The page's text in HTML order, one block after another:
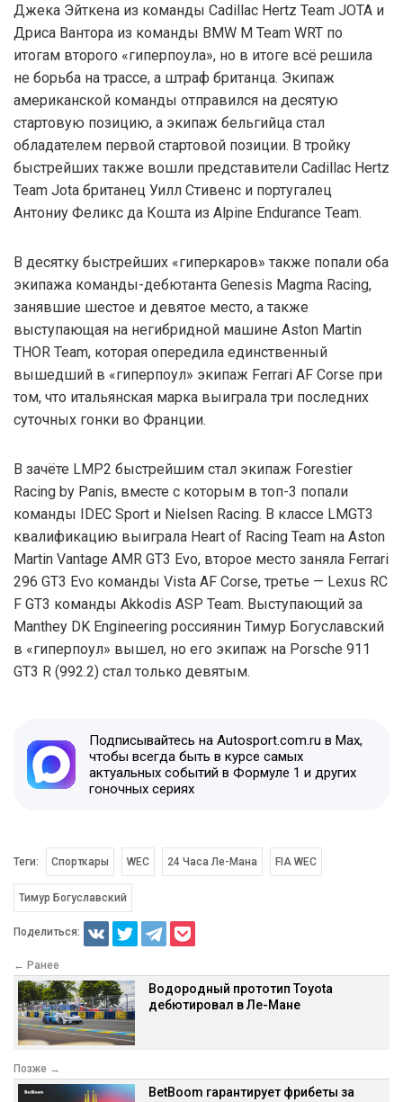
Джека Эйткена из команды Cadillac Hertz Team JOTA и
Дриса Вантора из команды BMW M Team WRT по
итогам второго «гиперпоула», но в итоге всё решила
не борьба на трассе, а штраф британца. Экипаж
американской команды отправился на десятую
стартовую позицию, а экипаж бельгийца стал
обладателем первой стартовой позиции. В тройку
быстрейших также вошли представители Cadillac Hertz
Team Jota британец Уилл Стивенс и португалец
Антониу Феликс да Кошта из Alpine Endurance Team.
В десятку быстрейших «гиперкаров» также попали оба
экипажа команды-дебютанта Genesis Magma Racing,
занявшие шестое и девятое место, а также
выступающая на негибридной машине Aston Martin
THOR Team, которая опередила единственный
вышедший в «гиперпоул» экипаж Ferrari AF Corse при
том, что итальянская марка выиграла три последних
суточных гонки во Франции.
В зачёте LMP2 быстрейшим стал экипаж Forestier
Racing by Panis, вместе с которым в топ-3 попали
команды IDEC Sport и Nielsen Racing. В классе LMGT3
квалификацию выиграла Heart of Racing Team на Aston
Martin Vantage AMR GT3 Evo, второе место заняла Ferrari
296 GT3 Evo команды Vista AF Corse, третье — Lexus RC
F GT3 команды Akkodis ASP Team. Выступающий за
Manthey DK Engineering россиянин Тимур Богуславский
в «гиперпоул» вышел, но его экипаж на Porsche 911
GT3 R (992.2) стал только девятым.
Подписывайтесь на Autosport.com.ru в Max,
чтобы всегда быть в курсе самых
актуальных событий в Формуле 1 и других
гоночных сериях
Теги: Спорткары WEC 24 Часа Ле-Мана FIA WEC
Тимур Богуславский
Поделиться:
← Ранее
Водородный прототип Toyota
дебютировал в Ле-Мане
Позже →
BetBoom гарантирует фрибеты за